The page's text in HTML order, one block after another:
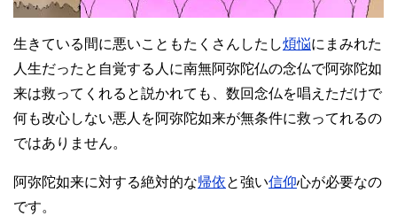
生きている間に悪いこともたくさんしたし煩悩にまみれた
人生だったと自覚する人に南無阿弥陀仏の念仏で阿弥陀如
来は救ってくれると説かれても、数回念仏を唱えただけで
何も改心しない悪人を阿弥陀如来が無条件に救ってれるの
ではありません。
阿弥陀如来に対する絶対的な帰依と強い信仰心が必要なの
です。